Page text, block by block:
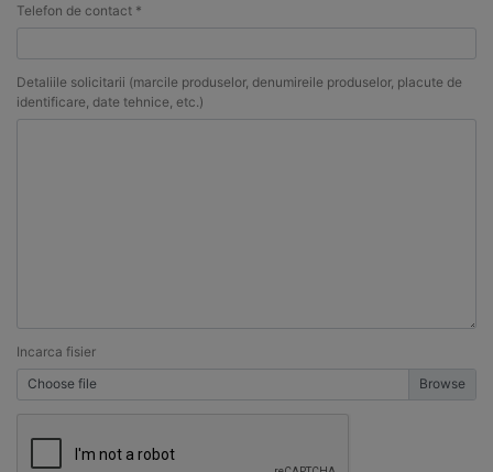
Telefon de contact *
Detaliile solicitarii (marcile produselor, denumireile produselor, placute de
identificare, date tehnice, etc.)
Incarca fisier
Choose file